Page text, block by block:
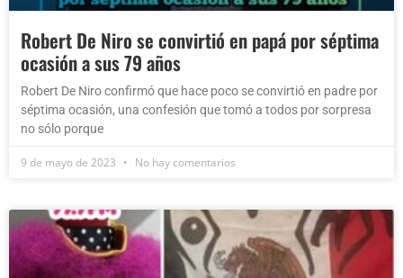
Robert De Niro se convirtió en papá por séptima
ocasión a sus 79 años
Robert De Niro confirmó que hace poco se convirtió en padre por
séptima ocasión, una confesión que tomó a todos por sorpresa
no sólo porque
9 de mayo de 2023 No hay comentarios